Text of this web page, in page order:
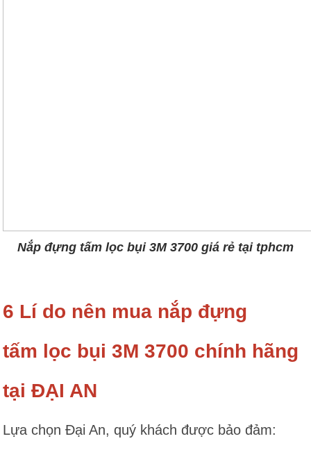
Nắp đựng tấm lọc bụi 3M 3700 giá rẻ tại tphcm
6 Lí do nên mua nắp đựng
tấm lọc bụi 3M 3700 chính hãng
tại ĐẠI AN
Lựa chọn Đại An, quý khách được bảo đảm: